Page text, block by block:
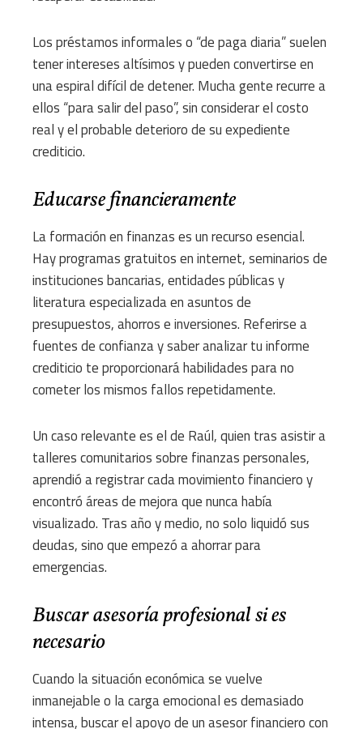
Los préstamos informales o “de paga diaria” suelen
tener intereses altísimos y pueden convertirse en
una espiral difícil de detener. Mucha gente recurre a
ellos “para salir del paso”, sin considerar el costo
real y el probable deterioro de su expediente
crediticio.
Educarse financieramente
La formación en finanzas es un recurso esencial.
Hay programas gratuitos en internet, seminarios de
instituciones bancarias, entidades públicas y
literatura especializada en asuntos de
presupuestos, ahorros e inversiones. Referirse a
fuentes de confianza y saber analizar tu informe
crediticio te proporcionará habilidades para no
cometer los mismos fallos repetidamente.
Un caso relevante es el de Raúl, quien tras asistir a
talleres comunitarios sobre finanzas personales,
aprendió a registrar cada movimiento financiero y
encontró áreas de mejora que nunca había
visualizado. Tras año y medio, no solo liquidó sus
deudas, sino que empezó a ahorrar para
emergencias.
Buscar asesoría profesional si es
necesario
Cuando la situación económica se vuelve
inmanejable o la carga emocional es demasiado
intensa, buscar el apoyo de un asesor financiero con